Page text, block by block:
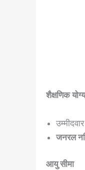
शैक्षणिक
जनरल
आयु सीमा